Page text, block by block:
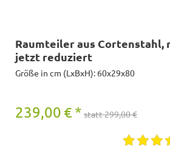
Raumteiler aus Cortenstahl,
jetzt reduziert
Größe in cm (LxBxH): 60x29x80
239,00 € * statt 299,00 €